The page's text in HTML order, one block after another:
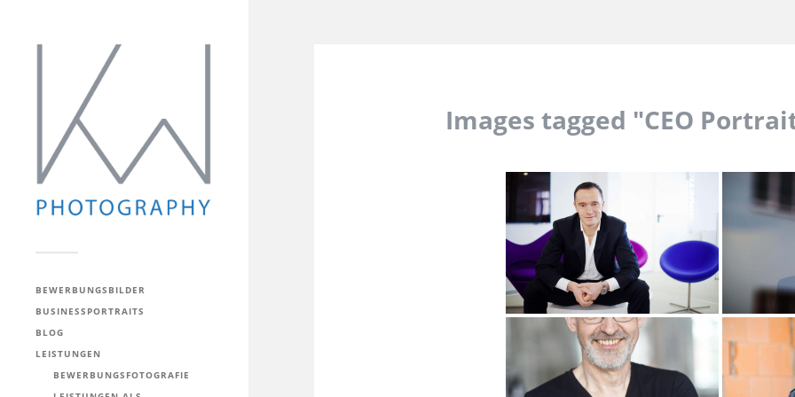
BEWERBUNGSBILDER
BUSINESSPORTRAITS
BLOG
LEISTUNGEN
BEWERBUNGSFOTOGRAFIE
Images tagged "CEO